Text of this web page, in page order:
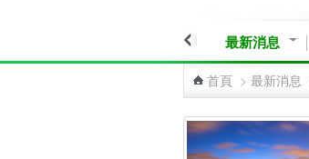
最新消息
首頁 > 最新消息